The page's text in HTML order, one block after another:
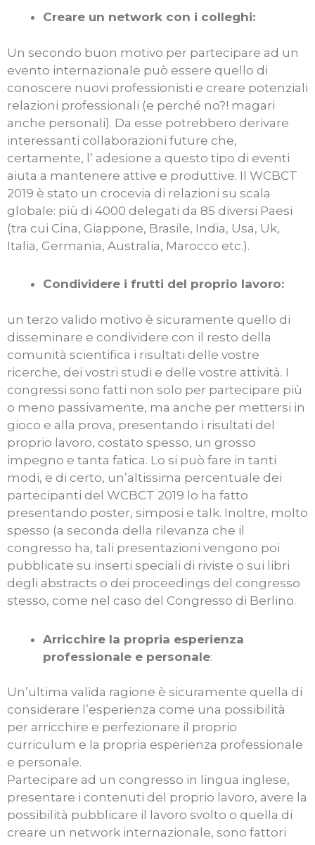
Creare un network con i colleghi:
Un secondo buon motivo per partecipare ad un
evento internazionale può essere quello di
conoscere nuovi professionisti e creare potenziali
relazioni professionali (e perché no?! magari
anche personali). Da esse potrebbero derivare
interessanti collaborazioni future che,
certamente, l’ adesione a questo tipo di eventi
aiuta a mantenere attive e produttive. Il WCBCT
2019 è stato un crocevia di relazioni su scala
globale: più di 4000 delegati da 85 diversi Paesi
(tra cui Cina, Giappone, Brasile, India, Usa, Uk,
Italia, Germania, Australia, Marocco etc.).
Condividere i frutti del proprio lavoro:
un terzo valido motivo è sicuramente quello di
disseminare e condividere con il resto della
comunità scientifica i risultati delle vostre
ricerche, dei vostri studi e delle vostre attività. I
congressi sono fatti non solo per partecipare più
o meno passivamente, ma anche per mettersi in
gioco e alla prova, presentando i risultati del
proprio lavoro, costato spesso, un grosso
impegno e tanta fatica. Lo si può fare in tanti
modi, e di certo, un’altissima percentuale dei
partecipanti del WCBCT 2019 lo ha fatto
presentando poster, simposi e talk. Inoltre, molto
spesso (a seconda della rilevanza che il
congresso ha, tali presentazioni vengono poi
pubblicate su inserti speciali di riviste o sui libri
degli abstracts o dei proceedings del congresso
stesso, come nel caso del Congresso di Berlino.
Arricchire la propria esperienza
professionale e personale:
Un’ultima valida ragione è sicuramente quella di
considerare l’esperienza come una possibilità
per arricchire e perfezionare il proprio
curriculum e la propria esperienza professionale
e personale.
Partecipare ad un congresso in lingua inglese,
presentare i contenuti del proprio lavoro, avere la
possibilità pubblicare il lavoro svolto o quella di
creare un network internazionale, sono fattori